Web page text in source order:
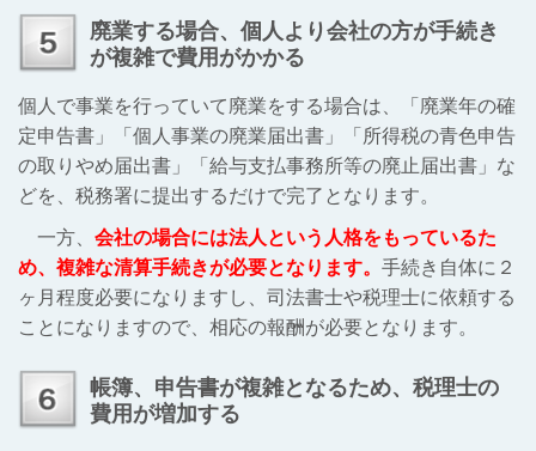
廃業する場合、個人より会社の方が手続き
が複雑で費用がかかる
個人で事業を行っていて廃業をする場合は、「廃業年の確
定申告書」「個人事業の廃業届出書」「所得税の青色申告
の取りやめ届出書」「給与支払事務所等の廃止届出書」な
どを、税務署に提出するだけで完了となります。
一方、 会社の場合には法人という人格をもっているた
め、複雑な清算手続きが必要となります。 手続き自体に２
ヶ月程度必要になりますし、司法書士や税理士に依頼する
ことになりますので、相応の報酬が必要となります。
帳簿、申告書が複雑となるため、税理士の
費用が増加する